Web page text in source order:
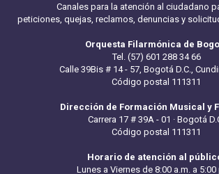
Canales para la atención al ciudadano
peticiones, quejas, reclamos, denuncias y
Orquesta Filarmónica de
Tel. (57) 601 288 34 66
Calle 39Bis # 14 - 57, Bogotá D.C.,
Código postal 111311
Dirección de Formación Musical y
Carrera 17 # 39A - 01 · Bogotá
Código postal 111311
Horario de atención al
Lunes a Viernes de 8:00 a.m. a 5:00